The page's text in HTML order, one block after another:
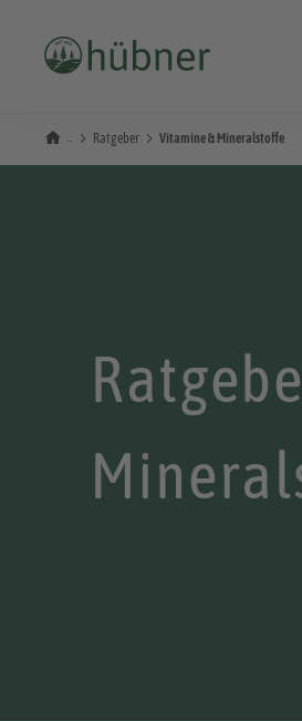
Ratgeber Vitamine & Mineralstoffe